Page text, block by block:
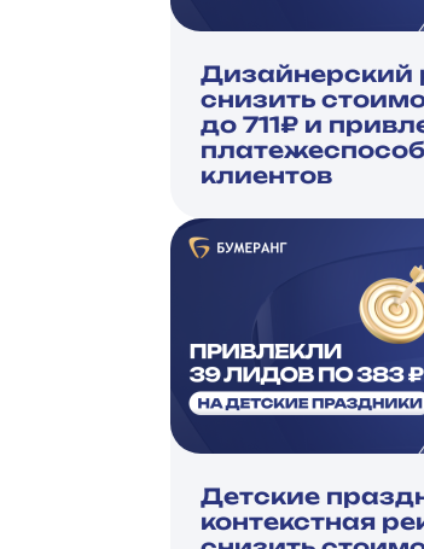
Дизайнерский
снизить
до 711₽ и
клиентов
Детские
контекстная